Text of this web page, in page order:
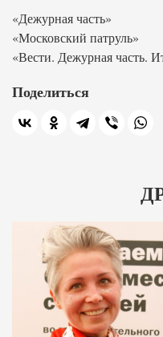
«Дежурная часть»
«Московский патруль»
«Вести. Дежурная часть.
Поделиться